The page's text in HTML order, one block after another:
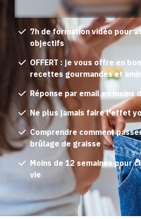
7h de formation vidéo pour
objectifs
OFFERT : je vous offre en
recettes gourmandes et
Réponse par email en moins
Ne plus jamais faire l'effet
Comprendre comment
brûlage de graisse
Moins de 12 semaines pour
vie